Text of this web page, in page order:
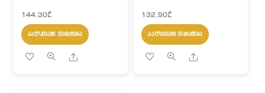
144,30₾
ᲙᲐᲚᲐᲗᲐᲨᲘ ᲓᲐᲛᲐᲢᲔᲑᲐ
Share
132,90₾
ᲙᲐᲚᲐᲗᲐᲨᲘ ᲓᲐᲛᲐᲢᲔᲑᲐ
Share